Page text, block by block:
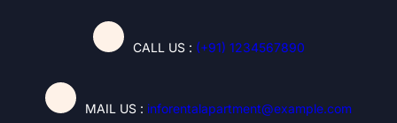
CALL US : (+91) 1234567890
MAIL US : inforentalapartment@example.com